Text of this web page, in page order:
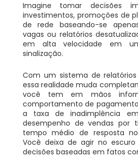
Imagine tomar decisões
investimentos, promoções de
de rede baseando-se
vagas ou relatórios
em alta velocidade em
sinalização.
Com um sistema de
essa realidade muda
você tem em mãos
comportamento de
a taxa de inadimplência
desempenho de vendas por
tempo médio de resposta
Você deixa de agir no
decisões baseadas em fatos